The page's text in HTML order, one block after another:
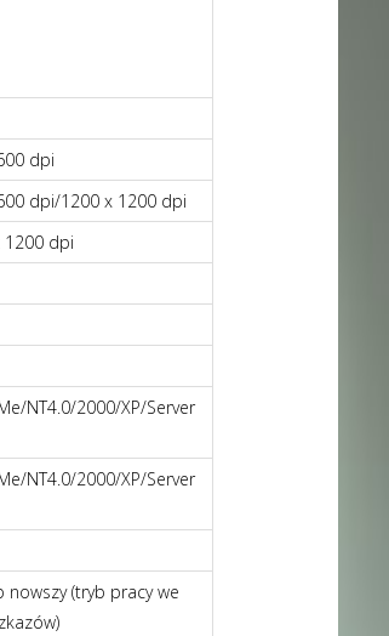
dpi
dpi/1200 x 1200 dpi
dpi
NT4.0/2000/XP/Server
NT4.0/2000/XP/Server
nowszy (tryb pracy we